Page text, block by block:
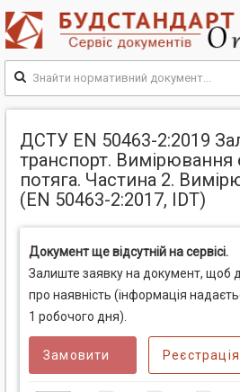
ДСТУ EN 50463-2:2019
транспорт. Вимірювання
потяга. Частина 2.
(EN 50463-2:2017, IDT)
Документ ще відсутній на сервісі.
Залиште заявку на документ, щоб
про наявність (інформація
1 робочого дня).
Замовити Реєстрація